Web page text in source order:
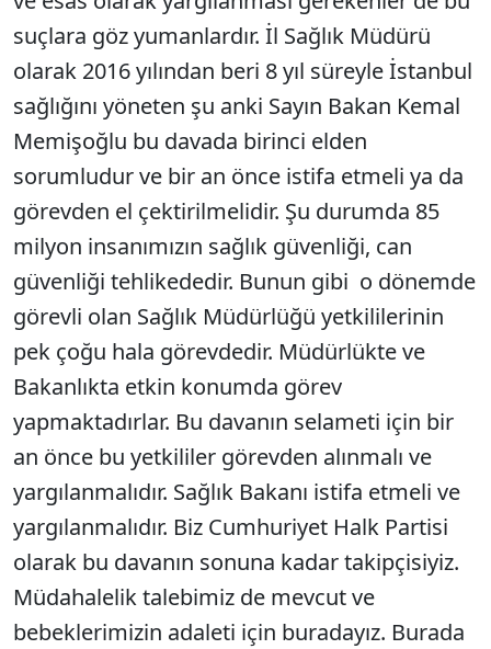
suçlara göz yumanlardır. İl Sağlık Müdürü
olarak 2016 yılından beri 8 yıl süreyle İstanbul
sağlığını yöneten şu anki Sayın Bakan Kemal
Memişoğlu bu davada birinci elden
sorumludur ve bir an önce istifa etmeli ya da
görevden el çektirilmelidir. Şu durumda 85
milyon insanımızın sağlık güvenliği, can
güvenliği tehlikededir. Bunun gibi o dönemde
görevli olan Sağlık Müdürlüğü yetkililerinin
pek çoğu hala görevdedir. Müdürlükte ve
Bakanlıkta etkin konumda görev
yapmaktadırlar. Bu davanın selameti için bir
an önce bu yetkililer görevden alınmalı ve
yargılanmalıdır. Sağlık Bakanı istifa etmeli ve
yargılanmalıdır. Biz Cumhuriyet Halk Partisi
olarak bu davanın sonuna kadar takipçisiyiz.
Müdahalelik talebimiz de mevcut ve
bebeklerimizin adaleti için buradayız. Burada